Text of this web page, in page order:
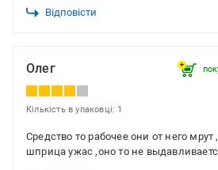
Відповісти
Олег
Кількість в упаковці: 1
Средство то рабочее они от него мрут
шприца ужас ,оно то не